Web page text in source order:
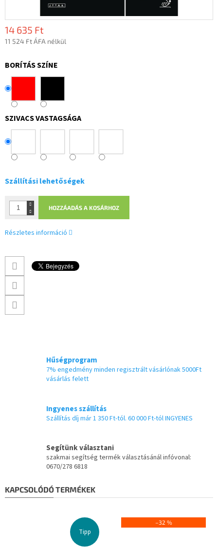
14 635 Ft
11 524 Ft ÁFA nélkül
BORÍTÁS SZÍNE
SZIVACS VASTAGSÁGA
Szállítási lehetőségek
HOZZÁADÁS A KOSÁRHOZ
Részletes információ
Hűségprogram
7% engedmény minden regisztrált vásárlónak 5000Ft
vásárlás felett
Ingyenes szállítás
Szállítás díj már 1 350 Ft-tól. 60 000 Ft-tól INGYENES
Segítünk választani
szakmai segítség termék választásánál infóvonal:
0670/278 6818
KAPCSOLÓDÓ TERMÉKEK
Tipp
–32 %